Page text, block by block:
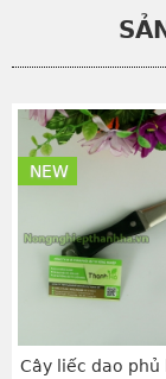
Cây liếc dao phủ
NEW